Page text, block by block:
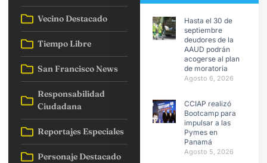
Vecino Destacado
Tiempo Libre
San Francisco News
Responsabilidad
Ciudadana
Reportajes Especiales
Personaje Destacado
Hasta el 30 de
septiembre
deudores de la
AAUD podrán
acogerse al plan
de moratoria
Agosto 6, 2026
CCIAP realizó
Bootcamp para
impulsar a las
Pymes en
Panamá
Agosto 5, 2026